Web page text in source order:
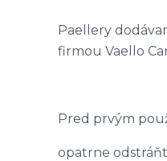
Paellery
firmou Vaello
Pred prvým
opatrne